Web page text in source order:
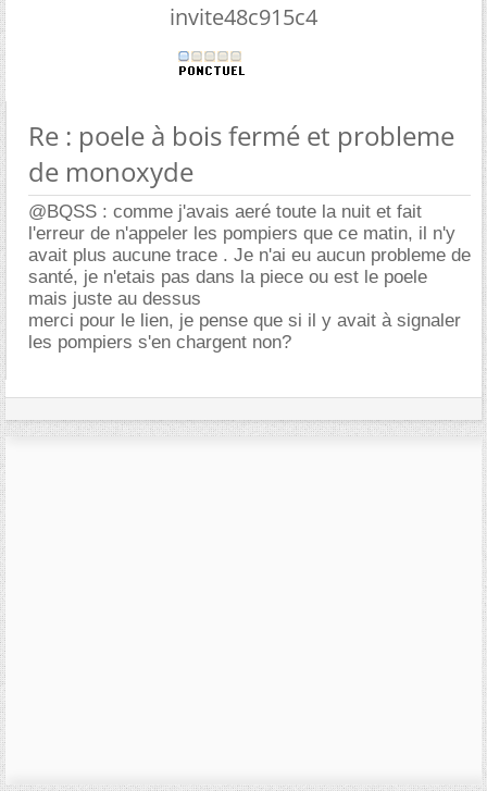
invite48c915c4
Re : poele à bois fermé et probleme
de monoxyde
@BQSS : comme j'avais aeré toute la nuit et fait
l'erreur de n'appeler les pompiers que ce matin, il n'y
avait plus aucune trace . Je n'ai eu aucun probleme de
santé, je n'etais pas dans la piece ou est le poele
mais juste au dessus
merci pour le lien, je pense que si il y avait à signaler
les pompiers s'en chargent non?